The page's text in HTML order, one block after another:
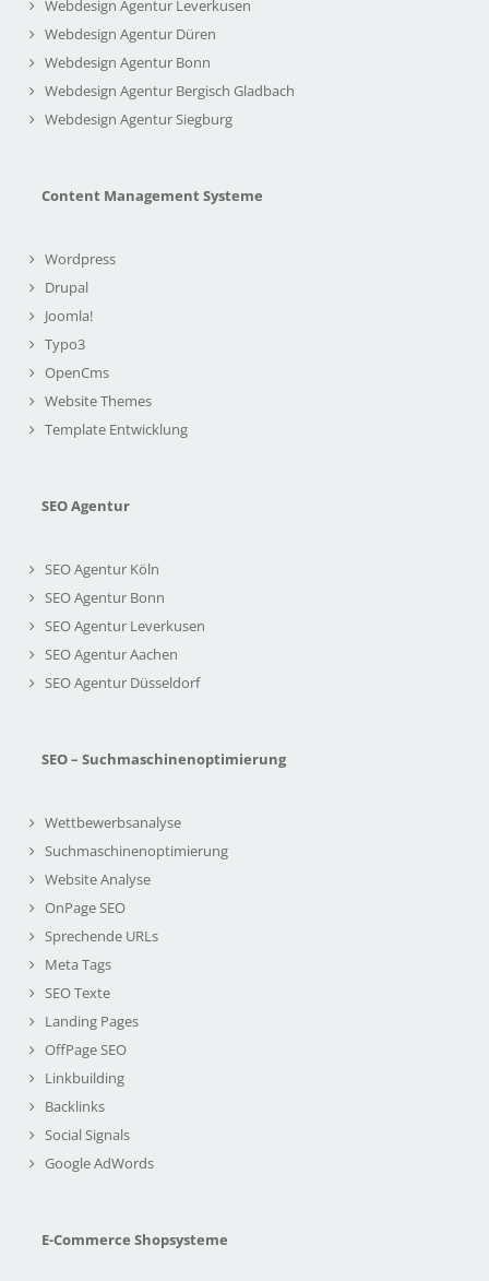
Webdesign Agentur Leverkusen
Webdesign Agentur Düren
Webdesign Agentur Bonn
Webdesign Agentur Bergisch Gladbach
Webdesign Agentur Siegburg
Content Management Systeme
Wordpress
Drupal
Joomla!
Typo3
OpenCms
Website Themes
Template Entwicklung
SEO Agentur
SEO Agentur Köln
SEO Agentur Bonn
SEO Agentur Leverkusen
SEO Agentur Aachen
SEO Agentur Düsseldorf
SEO – Suchmaschinenoptimierung
Wettbewerbsanalyse
Suchmaschinenoptimierung
Website Analyse
OnPage SEO
Sprechende URLs
Meta Tags
SEO Texte
Landing Pages
OffPage SEO
Linkbuilding
Backlinks
Social Signals
Google AdWords
E-Commerce Shopsysteme